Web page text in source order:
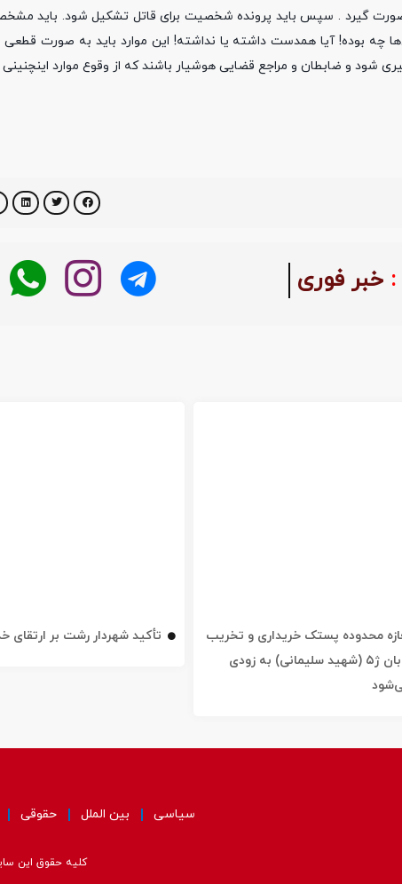
صورت گیرد . سپس باید پرونده شخصیت برای قاتل تشکیل شود. باید
چه بوده! آیا همدست داشته یا نداشته! این موارد باید به صورت قطعی
شود و ضابطان و مراجع قضایی هوشیار باشند که از وقوع موارد
: خبر فوری
محدوده پستک خریداری و تخریب
شد / خیابان ژ۵ (شهید سلیمانی) به زودی
تأکید شهردار رشت بر
سیاسی بین الملل حقوقی
کلیه حقوق این